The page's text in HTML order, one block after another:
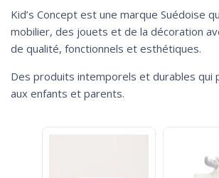
Kid’s Concept est une marque Suédoise
mobilier, des jouets et de la décoration
de qualité, fonctionnels et esthétiques.
Des produits intemporels et durables qui
aux enfants et parents.